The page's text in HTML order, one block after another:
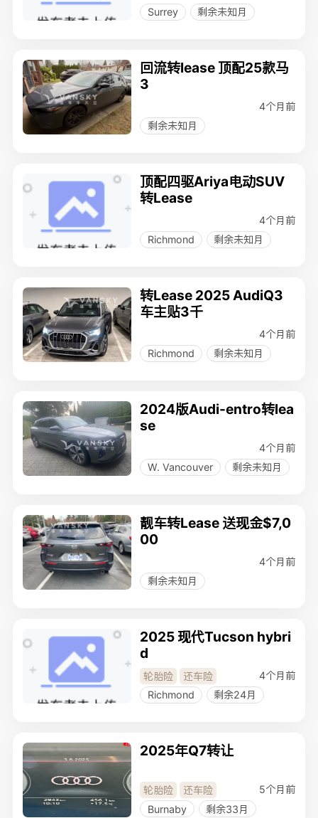
Surrey
剩余未知月
回流转lease 顶配25款马
3
4个月前
剩余未知月
顶配四驱Ariya电动SUV
转Lease
4个月前
Richmond
剩余未知月
转Lease 2025 AudiQ3
车主贴3千
4个月前
Richmond
剩余未知月
2024版Audi-entro转lea
se
4个月前
W. Vancouver
剩余未知月
靓车转Lease 送现金$7,0
00
4个月前
剩余未知月
2025 现代Tucson hybri
d
轮胎险 还车险
4个月前
Richmond
剩余24月
2025年Q7转让
轮胎险 还车险
5个月前
Burnaby
剩余33月